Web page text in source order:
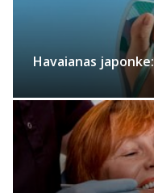
Havaianas